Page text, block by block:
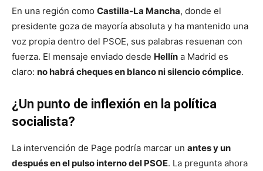
En una región como Castilla-La Mancha, donde el
presidente goza de mayoría absoluta y ha mantenido una
voz propia dentro del PSOE, sus palabras resuenan con
fuerza. El mensaje enviado desde Hellín a Madrid es
claro: no habrá cheques en blanco ni silencio cómplice.
¿Un punto de inflexión en la política
socialista?
La intervención de Page podría marcar un antes y un
después en el pulso interno del PSOE. La pregunta ahora